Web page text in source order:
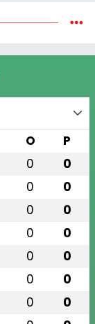
O P
0 0
0 0
0 0
0 0
0 0
0 0
0 0